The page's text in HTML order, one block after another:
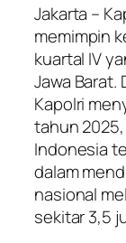
Jakarta –
memimpin
kuartal IV
Jawa
Kapolri
tahun
Indonesia
dalam
nasional
sekitar 3,5